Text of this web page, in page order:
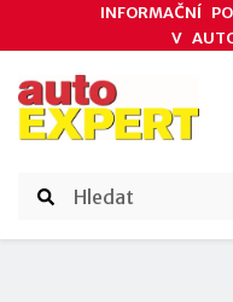
INFORMAČNÍ
V